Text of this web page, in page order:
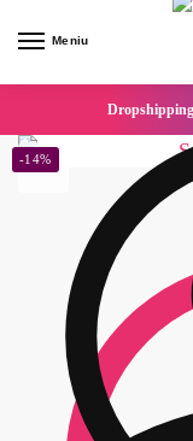
Meniu
-14%